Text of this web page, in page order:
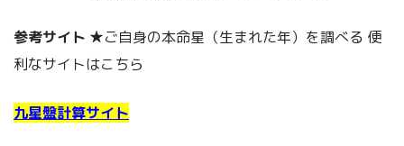
参考サイト ★ご自身の本命星（生まれた年）を調べる 便
利なサイトはこちら
九星盤計算サイト